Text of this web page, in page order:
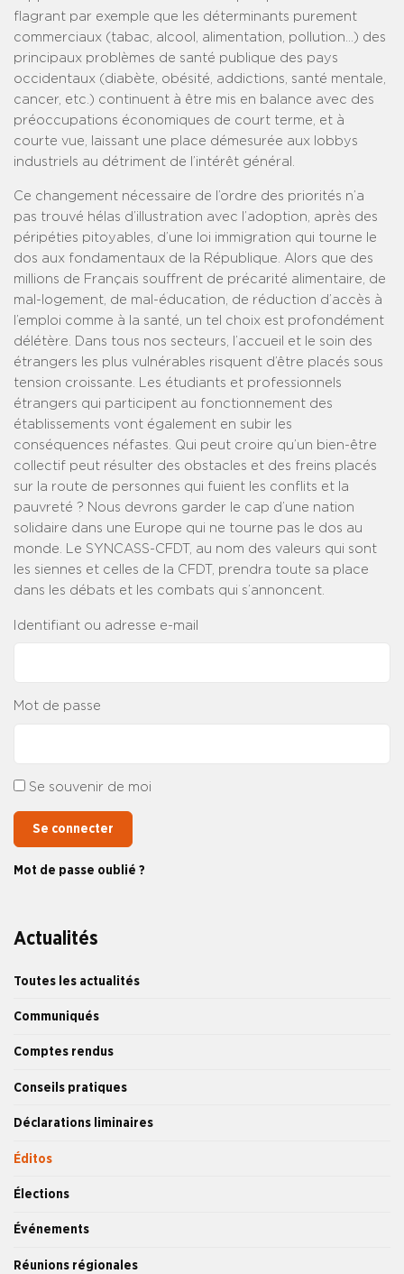
Actualités
Toutes les actualités
Communiqués
Comptes rendus
Conseils pratiques
Déclarations liminaires
Éditos
Élections
Événements
Réunions régionales
flagrant par exemple que les déterminants purement
commerciaux (tabac, alcool, alimentation, pollution…) des
principaux problèmes de santé publique des pays
occidentaux (diabète, obésité, addictions, santé mentale,
cancer, etc.) continuent à être mis en balance avec des
préoccupations économiques de court terme, et à
courte vue, laissant une place démesurée aux lobbys
industriels au détriment de l’intérêt général.
Ce changement nécessaire de l’ordre des priorités n’a
pas trouvé hélas d’illustration avec l’adoption, après des
péripéties pitoyables, d’une loi immigration qui tourne le
dos aux fondamentaux de la République. Alors que des
millions de Français souffrent de précarité alimentaire, de
mal-logement, de mal-éducation, de réduction d’accès à
l’emploi comme à la santé, un tel choix est profondément
délétère. Dans tous nos secteurs, l’accueil et le soin des
étrangers les plus vulnérables risquent d’être placés sous
tension croissante. Les étudiants et professionnels
étrangers qui participent au fonctionnement des
établissements vont également en subir les
conséquences néfastes. Qui peut croire qu’un bien-être
collectif peut résulter des obstacles et des freins placés
sur la route de personnes qui fuient les conflits et la
pauvreté ? Nous devrons garder le cap d’une nation
solidaire dans une Europe qui ne tourne pas le dos au
monde. Le SYNCASS-CFDT, au nom des valeurs qui sont
les siennes et celles de la CFDT, prendra toute sa place
dans les débats et les combats qui s’annoncent.
Identifiant ou adresse e-mail
Mot de passe
Se souvenir de moi
Se connecter
Mot de passe oublié ?